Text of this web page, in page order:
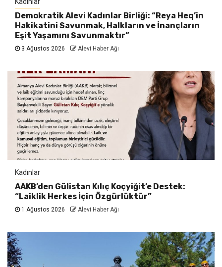
Demokratik Alevi Kadınlar Birliği: “Reya Heq’in
Hakikatini Savunmak, Halkların ve İnançların
Eşit Yaşamını Savunmaktır”
3 Ağustos 2026 Alevi Haber Ağı
Kadınlar
AAKB’den Gülistan Kılıç Koçyiğit’e Destek:
“Laiklik Herkes İçin Özgürlüktür”
1 Ağustos 2026 Alevi Haber Ağı